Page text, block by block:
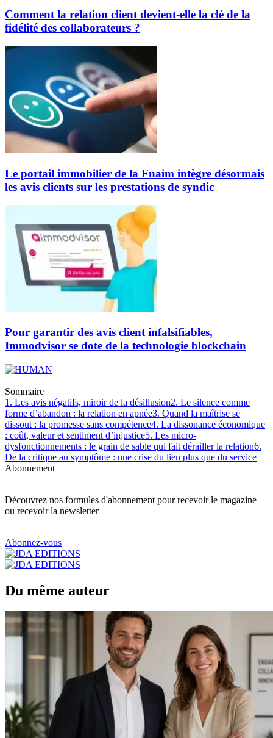
Comment la relation client devient-elle la clé de la
fidélité des collaborateurs ?
Le portail immobilier de la Fnaim intègre désormais
les avis clients sur les prestations de syndic
Pour garantir des avis client infalsifiables,
Immodvisor se dote de la technologie blockchain
Sommaire
1. Les avis négatifs, miroir de la désillusion2. Le silence comme
forme d’abandon : la relation en apnée3. Quand la maîtrise se
dissout : la promesse sans compétence4. La dissonance économique
: coût, valeur et sentiment d’injustice5. Les micro-
dysfonctionnements : le grain de sable qui fait dérailler la relation6.
De la critique au symptôme : une crise du lien plus que du service
Abonnement
Découvrez nos formules d'abonnement pour recevoir le magazine
ou recevoir la newsletter
Abonnez-vous
Du même auteur